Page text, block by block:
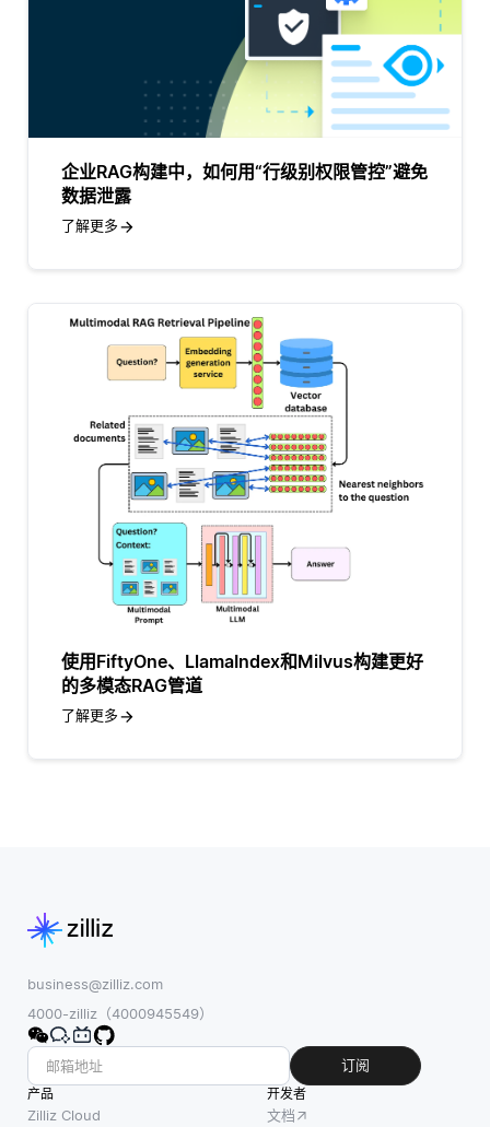
企业RAG构建中，如何用“行级别权限管控”避免
数据泄露
了解更多
使用FiftyOne、LlamaIndex和Milvus构建更好
的多模态RAG管道
了解更多
business@zilliz.com
4000-zilliz（4000945549）
订阅
产品
Zilliz Cloud
开发者
文档